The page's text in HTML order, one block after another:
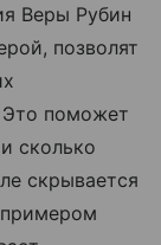
Веры Рубин
позволят
поможет
сколько
скрывается